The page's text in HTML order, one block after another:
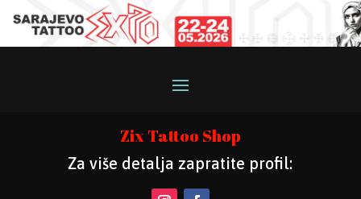
Zix Tattoo Shop
Za više detalja zapratite profil: